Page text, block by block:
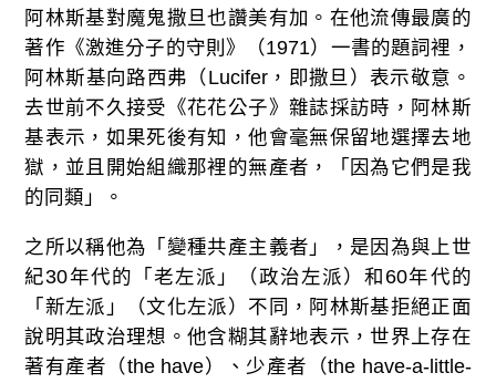
阿林斯基對魔鬼撒旦也讚美有加。在他流傳最廣的
著作《激進分子的守則》（1971）一書的題詞裡，
阿林斯基向路西弗（Lucifer，即撒旦）表示敬意。
去世前不久接受《花花公子》雜誌採訪時，阿林斯
基表示，如果死後有知，他會毫無保留地選擇去地
獄，並且開始組織那裡的無產者，「因為它們是我
的同類」。
之所以稱他為「變種共產主義者」，是因為與上世
紀30年代的「老左派」（政治左派）和60年代的
「新左派」（文化左派）不同，阿林斯基拒絕正面
說明其政治理想。他含糊其辭地表示，世界上存在
著有產者（the have）、少產者（the have-a-little-